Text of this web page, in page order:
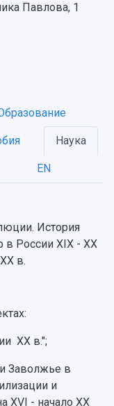
состав
коллективы
научных
Павлова, 1
Наука
EN
История
в России XIX - XX
в.
XX в.";
Заволжье в
и
XVI - начало XX